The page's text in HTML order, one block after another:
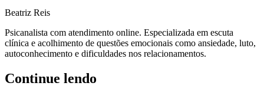
Beatriz Reis
Psicanalista com atendimento online. Especializada em escuta
clínica e acolhimento de questões emocionais como ansiedade, luto,
autoconhecimento e dificuldades nos relacionamentos.
Continue lendo